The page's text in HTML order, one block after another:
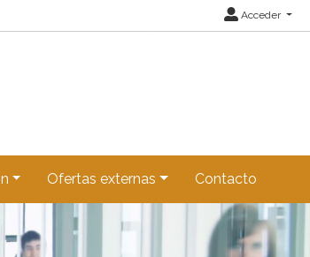
Acceder
Ofertas externas Contacto